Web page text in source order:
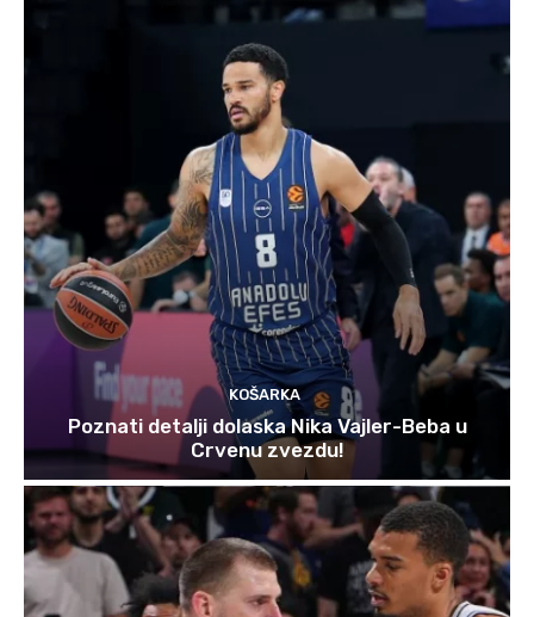
KOŠARKA
Poznati detalji dolaska Nika Vajler-Beba u
Crvenu zvezdu!